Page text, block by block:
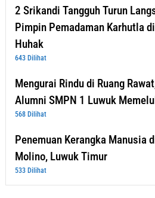
2 Srikandi Tangguh Turun
Pimpin Pemadaman Karhutla
Huhak
643 Dilihat
Mengurai Rindu di Ruang
Alumni SMPN 1 Luwuk
568 Dilihat
Penemuan Kerangka Manusia
Molino, Luwuk Timur
533 Dilihat